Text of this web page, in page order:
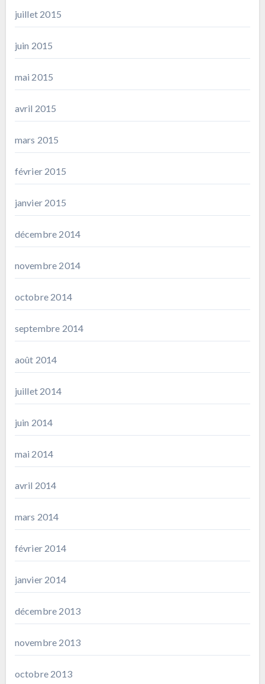
juillet 2015
juin 2015
mai 2015
avril 2015
mars 2015
février 2015
janvier 2015
décembre 2014
novembre 2014
octobre 2014
septembre 2014
août 2014
juillet 2014
juin 2014
mai 2014
avril 2014
mars 2014
février 2014
janvier 2014
décembre 2013
novembre 2013
octobre 2013